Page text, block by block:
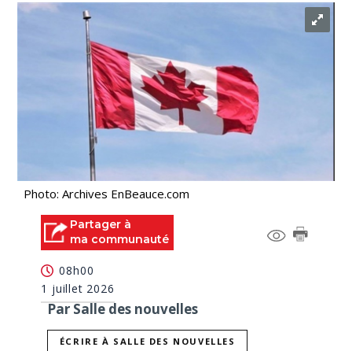
Photo: Archives EnBeauce.com
Partager à
ma communauté
08h00
1 juillet 2026
Par Salle des nouvelles
ÉCRIRE À SALLE DES NOUVELLES